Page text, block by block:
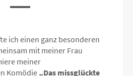
ich einen ganz besonderen
mit meiner Frau
meiner
Komödie „Das missglückte